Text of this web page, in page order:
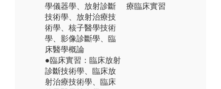
學儀器學、放射診斷
技術學、放射治療技
術學、核子醫學技術
學、影像診斷學、臨
床醫學概論
●臨床實習：臨床放射
診斷技術學、臨床放
射治療技術學、臨床
療臨床實習